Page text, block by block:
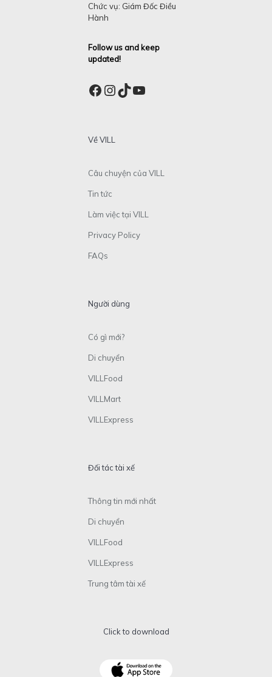
Chức vụ: Giám Đốc Điều
Hành
Follow us and keep
updated!
Facebook
Instagram
TikTok
YouTube
Về VILL
Câu chuyện của VILL
Tin tức
Làm việc tại VILL
Privacy Policy
FAQs
Người dùng
Có gì mới?
Di chuyển
VILLFood
VILLMart
VILLExpress
Đối tác tài xế
Thông tin mới nhất
Di chuyển
VILLFood
VILLExpress
Trung tâm tài xế
Click to download